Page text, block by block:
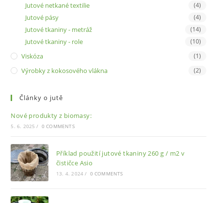
Jutové netkané textilie (4)
Jutové pásy (4)
Jutové tkaniny - metráž (14)
Jutové tkaniny - role (10)
Viskóza (1)
Výrobky z kokosového vlákna (2)
Články o jutě
Nové produkty z biomasy:
5. 6. 2025 / 0 COMMENTS
Příklad použití jutové tkaniny 260 g / m2 v
čističce Asio
13. 4. 2024 / 0 COMMENTS